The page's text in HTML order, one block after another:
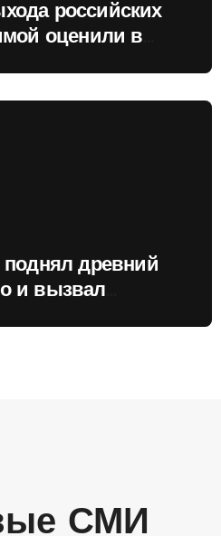
российских
оценили в
поднял древний
и вызвал
СМИ